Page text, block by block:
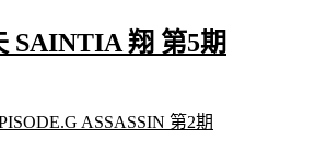
SAINTIA 翔 第5期